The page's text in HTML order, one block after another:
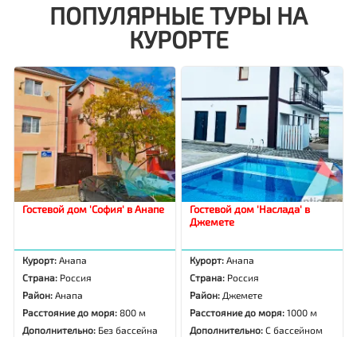
ПОПУЛЯРНЫЕ ТУРЫ НА
КУРОРТЕ
Гостевой дом 'София' в Анапе
Курорт:Анапа
Страна: Россия
Район:Анапа
Расстояние до моря:800 м
Дополнительно: Без бассейна
Гостевой дом 'Наслада' в
Джемете
Курорт:Анапа
Страна: Россия
Район: Джемете
Расстояние до моря:1000 м
Дополнительно:С бассейном